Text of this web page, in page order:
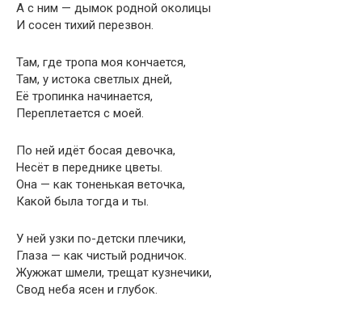
А с ним — дымок родной околицы
И сосен тихий перезвон.
Там, где тропа моя кончается,
Там, у истока светлых дней,
Её тропинка начинается,
Переплетается с моей.
По ней идёт босая девочка,
Несёт в переднике цветы.
Она — как тоненькая веточка,
Какой была тогда и ты.
У ней узки по-детски плечики,
Глаза — как чистый родничок.
Жужжат шмели, трещат кузнечики,
Свод неба ясен и глубок.